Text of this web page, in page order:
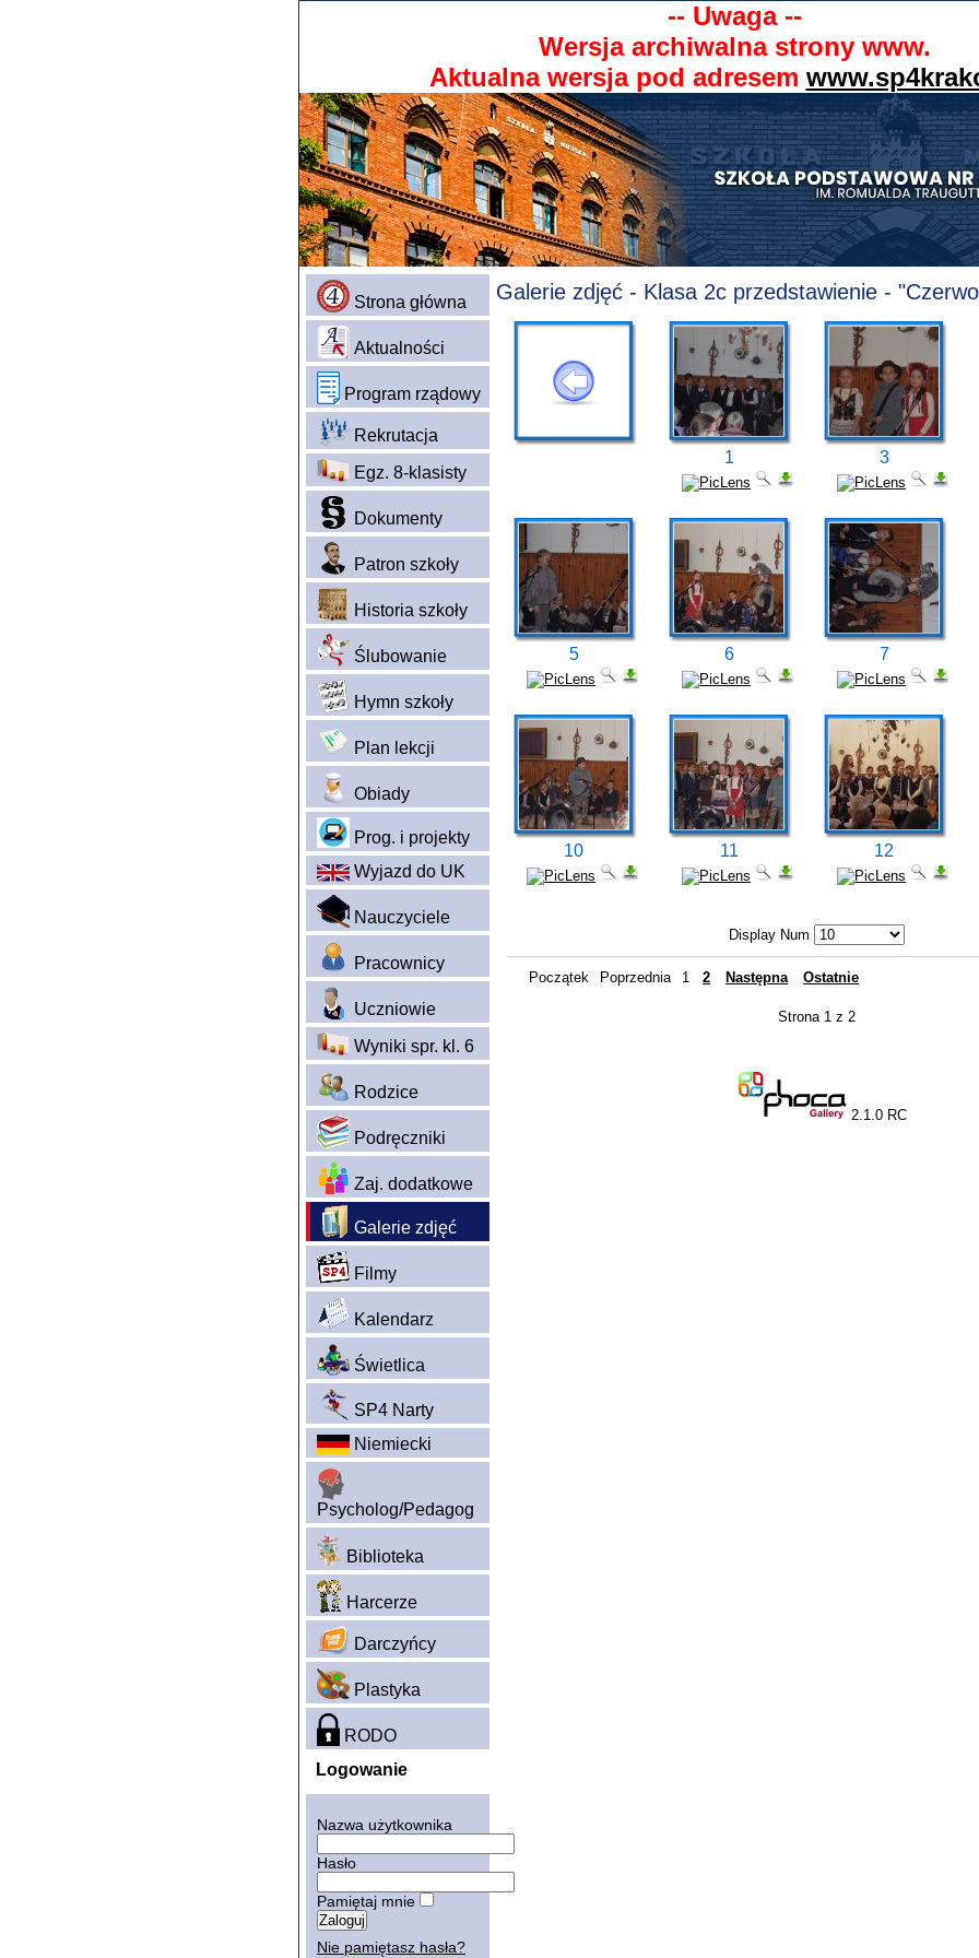
-- Uwaga --
Wersja archiwalna strony www.
Aktualna wersja pod adresem
Strona główna
Aktualności
Program rządowy
Rekrutacja
Egz. 8-klasisty
Dokumenty
Patron szkoły
Historia szkoły
Ślubowanie
Hymn szkoły
Plan lekcji
Obiady
Prog. i projekty
Wyjazd do UK
Nauczyciele
Pracownicy
Uczniowie
Wyniki spr. kl. 6
Rodzice
Podręczniki
Zaj. dodatkowe
Galerie zdjęć
Filmy
Kalendarz
Świetlica
SP4 Narty
Niemiecki
Psycholog/Pedagog
Biblioteka
Harcerze
Darczyńcy
Plastyka
RODO
Logowanie
Nazwa użytkownika
Hasło
Pamiętaj mnie
Nie pamiętasz hasła?
Galerie zdjęć - Klasa 2c przedstawienie -
1 3
5 6 7
10 11 12
Display Num
Początek Poprzednia 1 2 Następna Ostatnie
Strona 1 z 2
2.1.0 RC